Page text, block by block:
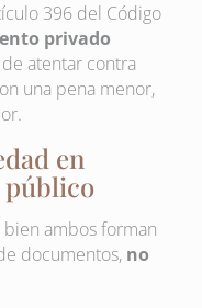
396 del Código
privado
atentar contra
una pena menor,
en
público
ambos forman
documentos, no